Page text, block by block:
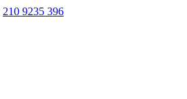
210 9235 396